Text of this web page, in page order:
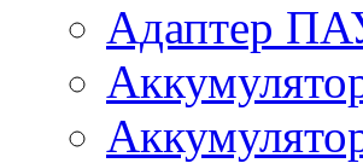
Адаптер